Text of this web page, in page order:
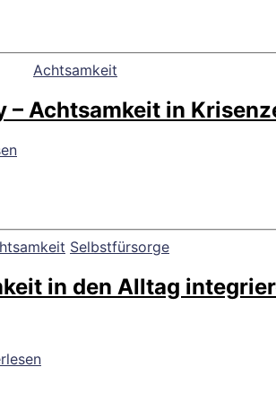
Metta-
Bhavana)
Kategorien
Achtsamkeit
– Achtsamkeit in
#mindfulmonday
Kategorien
Selbstfürsorge
in den Alltag
Mehr